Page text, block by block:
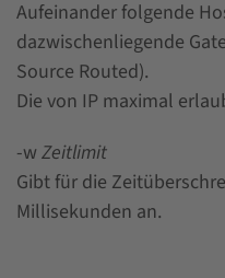
Aufeinander folgende
dazwischenliegende
Source Routed).
Die von IP maximal
-w Zeitlimit
Gibt für die
Millisekunden an.